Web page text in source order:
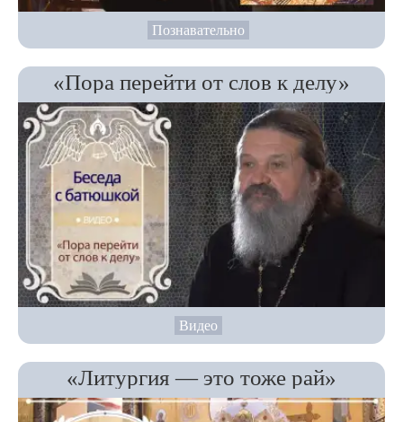
Познавательно
«Пора перейти от слов к делу»
Видео
«Литургия — это тоже рай»